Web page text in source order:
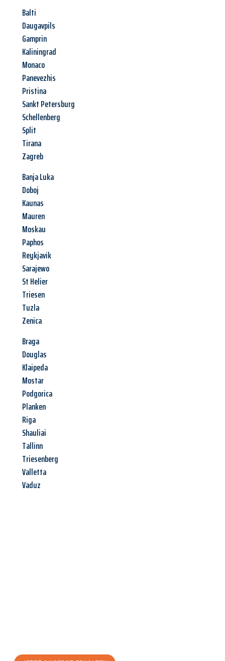
Balti
Daugavpils
Gamprin
Kaliningrad
Monaco
Panevezhis
Pristina
Sankt Petersburg
Schellenberg
Split
Tirana
Zagreb
Banja Luka
Doboj
Kaunas
Mauren
Moskau
Paphos
Reykjavik
Sarajewo
St Helier
Triesen
Tuzla
Zenica
Braga
Douglas
Klaipeda
Mostar
Podgorica
Planken
Riga
Shauliai
Tallinn
Triesenberg
Valletta
Vaduz